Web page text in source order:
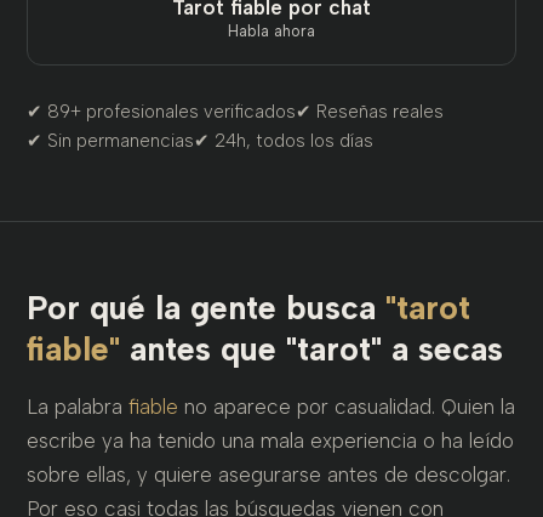
Tarot fiable por chat
Habla ahora
✔ 89+ profesionales verificados✔ Reseñas reales
✔ Sin permanencias✔ 24h, todos los días
Por qué la gente busca "tarot
fiable" antes que "tarot" a secas
La palabra fiable no aparece por casualidad. Quien la
escribe ya ha tenido una mala experiencia o ha leído
sobre ellas, y quiere asegurarse antes de descolgar.
Por eso casi todas las búsquedas vienen con